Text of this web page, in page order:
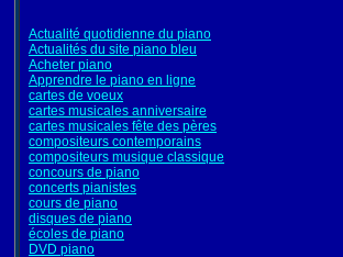
Actualité quotidienne du piano
Actualités du site piano bleu
Acheter piano
Apprendre le piano en ligne
cartes de voeux
cartes musicales anniversaire
cartes musicales fête des pères
compositeurs contemporains
compositeurs musique classique
concours de piano
concerts pianistes
cours de piano
disques de piano
écoles de piano
DVD piano